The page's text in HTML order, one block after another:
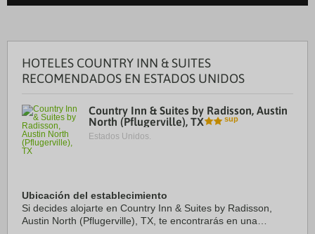
HOTELES COUNTRY INN & SUITES
RECOMENDADOS EN ESTADOS UNIDOS
Country Inn & Suites by Radisson, Austin
North (Pflugerville), TX
Estados Unidos.
Ubicación del establecimiento
Si decides alojarte en Country Inn & Suites by Radisson,
Austin North (Pflugerville), TX, te encontrarás en una